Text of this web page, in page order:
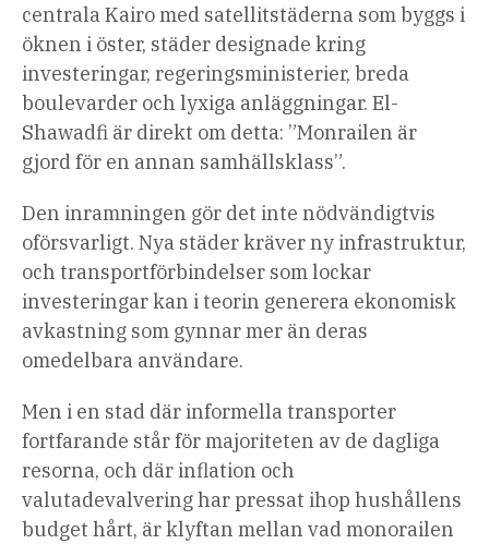
centrala Kairo med satellitstäderna som byggs i
öknen i öster, städer designade kring
investeringar, regeringsministerier, breda
boulevarder och lyxiga anläggningar. El-
Shawadfi är direkt om detta: ”Monrailen är
gjord för en annan samhällsklass”.
Den inramningen gör det inte nödvändigtvis
oförsvarligt. Nya städer kräver ny infrastruktur,
och transportförbindelser som lockar
investeringar kan i teorin generera ekonomisk
avkastning som gynnar mer än deras
omedelbara användare.
Men i en stad där informella transporter
fortfarande står för majoriteten av de dagliga
resorna, och där inflation och
valutadevalvering har pressat ihop hushållens
budget hårt, är klyftan mellan vad monorailen